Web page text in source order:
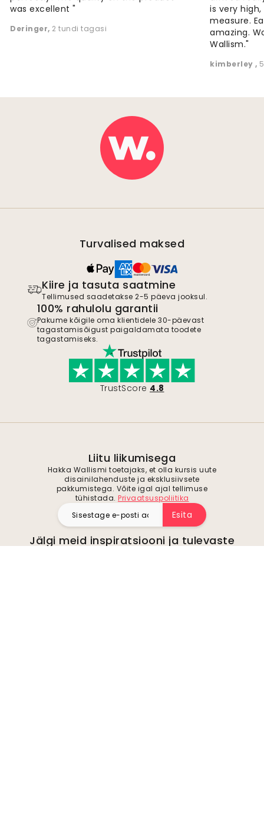
was excellent "
Deringer, 2 tundi tagasi
is very
measure.
amazing.
Wallism."
kimberley,
Turvalised maksed
Kiire ja tasuta saatmine
Tellimused saadetakse 2-5 päeva jooksul.
100% rahulolu garantii
Pakume kõigile oma klientidele 30-päevast
tagastamisõigust paigaldamata toodete
tagastamiseks.
TrustScore 4.8
Liitu liikumisega
Hakka Wallismi toetajaks, et olla kursis uute
disainilahenduste ja eksklusiivsete
pakkumistega. Võite igal ajal tellimuse
tühistada. Privaatsuspoliitika
Esita
Jälgi meid inspiratsiooni ja tulevaste